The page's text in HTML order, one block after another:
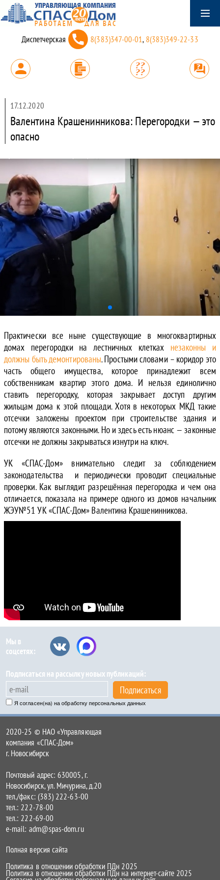
Диспетчерская 8(383)347-00-01, 8(383)349-22-33
17.12.2020
Валентина Крашенинникова: Перегородки — это
опасно
Практически все ныне существующие в многоквартирных
домах перегородки на лестничных клетках незаконны и
должны быть демонтированы. Простыми словами – коридор это
часть общего имущества, которое принадлежит всем
собственникам квартир этого дома. И нельзя единолично
ставить перегородку, которая закрывает доступ другим
жильцам дома к этой площади. Хотя в некоторых МКД такие
отсечки заложены проектом при строительстве здания и
потому являются законными. Но и здесь есть нюанс — законные
отсечки не должны закрываться изнутри на ключ.
УК «СПАС-Дом» внимательно следит за соблюдением
законодательства и периодически проводит специальные
проверки. Как выглядит разрешённая перегородка и чем она
отличается, показала на примере одного из домов начальник
ЖЭУ№51 УК «СПАС-Дом» Валентина Крашенинникова.
Мы в
соцсетях:
Подписаться на рассылку новых публикаций:
Подписаться
Я согласен(на) на обработку персональных данных
2020-25 © НАО «Управляющая
компания «СПАС-Дом»
г. Новосибирск
Почтовый адрес: 630005, г.
Новосибирск, ул. Мичурина, д.20
тел./факс: (383) 222-63-00
тел.: 222-78-00
тел.: 222-69-00
e-mail: adm@spas-dom.ru
Полная версия сайта
Политика в отношении обработки ПДн 2025
Политика в отношении обработки ПДн на интернет-сайте 2025